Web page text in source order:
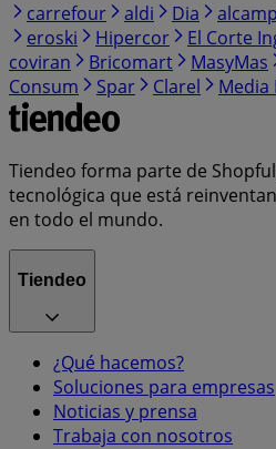
carrefour
aldi Dia
eroski
Hipercor El Corte
coviran
Bricomart MasyMas
Consum
Spar Clarel Media
Tiendeo forma parte de
tecnológica que está
en todo el mundo.
Tiendeo
¿Qué hacemos?
Soluciones para empresas
Noticias y prensa
Trabaja con nosotros